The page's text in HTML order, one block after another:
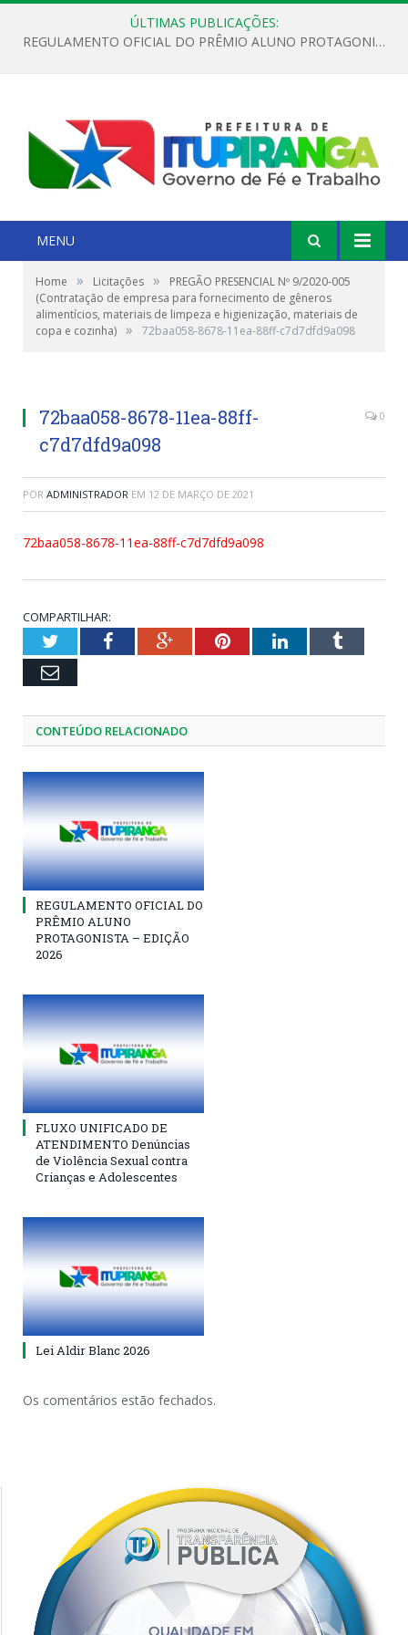
ÚLTIMAS PUBLICAÇÕES:
REGULAMENTO OFICIAL DO PRÊMIO ALUNO PROTAGONISTA – EDIÇÃO 2026
MENU
Home » Licitações »
PREGÃO PRESENCIAL Nº 9/2020-005
(Contratação de empresa para fornecimento de gêneros
alimentícios, materiais de limpeza e higienização, materiais de
copa e cozinha) » 72baa058-8678-11ea-88ff-c7d7dfd9a098
72baa058-8678-11ea-88ff-
c7d7dfd9a098
0
POR ADMINISTRADOR EM 12 DE MARÇO DE 2021
72baa058-8678-11ea-88ff-c7d7dfd9a098
COMPARTILHAR:
TwitterFacebookGoogle+PinterestLinkedInTumblr
Email
CONTEÚDO RELACIONADO
REGULAMENTO OFICIAL DO
PRÊMIO ALUNO
PROTAGONISTA – EDIÇÃO
2026
FLUXO UNIFICADO DE
ATENDIMENTO Denúncias
de Violência Sexual contra
Crianças e Adolescentes
Lei Aldir Blanc 2026
Os comentários estão fechados.